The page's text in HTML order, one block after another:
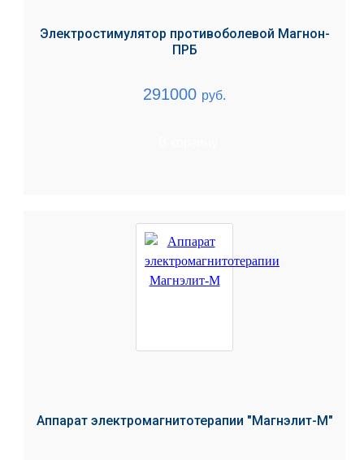
Электростимулятор противоболевой Магнон-
ПРБ
291000 руб.
Аппарат электромагнитотерапии "Магнэлит-М"